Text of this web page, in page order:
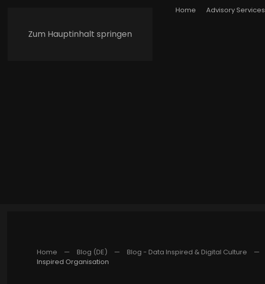
Zum Hauptinhalt springen
Home Advisory Services
Home Blog (DE) Blog - Data Inspired & Digital Culture
Inspired Organisation